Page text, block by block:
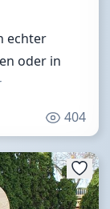
echter
oder in
404